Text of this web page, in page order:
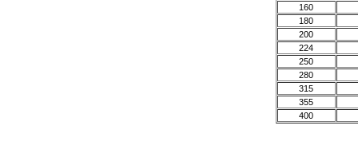
160
180
200
224
250
280
315
355
400